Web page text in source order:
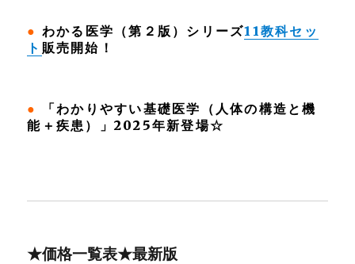
● わかる医学（第２版）シリーズ11教科セッ
ト 販売開始！
●
「わかりやすい基礎医学（人体の構造と機
能＋疾患）」2025年新登場☆
★価格一覧表★最新版